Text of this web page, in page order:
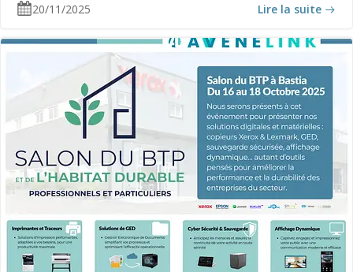
20/11/2025 Lire la suite